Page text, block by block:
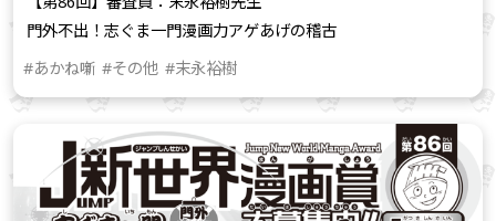
門外不出！志ぐま一門漫画力アゲあげの稽古
#あかね噺 #その他 #末永裕樹